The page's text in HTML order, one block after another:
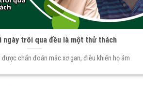
ngày trôi qua đều là một thử thách
chẩn đoán mắc xơ gan, điều khiến họ ám